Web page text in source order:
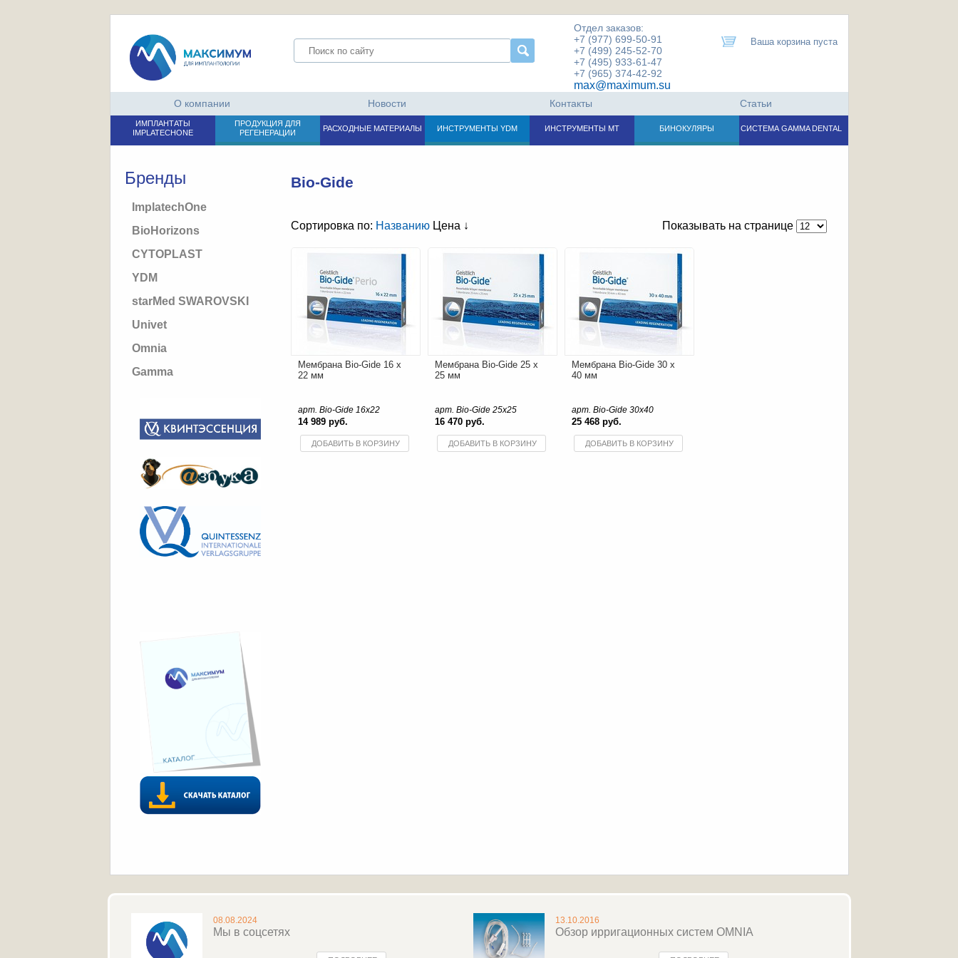
Отдел заказов:
+7 (977) 699-50-91
+7 (499) 245-52-70
+7 (495) 933-61-47
+7 (965) 374-42-92
max@maximum.su
Ваша корзина пуста
О компании Новости Контакты Статьи
ИМПЛАНТАТЫ
IMPLATECHONE
ПРОДУКЦИЯ ДЛЯ
РЕГЕНЕРАЦИИ
РАСХОДНЫЕ МАТЕРИАЛЫ ИНСТРУМЕНТЫ YDM ИНСТРУМЕНТЫ МТ БИНОКУЛЯРЫ СИСТЕМА GAMMA DENTAL
Бренды
ImplatechOne
BioHorizons
CYTOPLAST
YDM
starMed SWAROVSKI
Univet
Omnia
Gamma
Bio-Gide
Сортировка по: Названию Цена Показывать на странице
Мембрана Bio-Gide 16 x
22 мм
арт. Bio-Gide 16x22
14 989 руб.
ДОБАВИТЬ В КОРЗИНУ
Мембрана Bio-Gide 25 x
25 мм
арт. Bio-Gide 25x25
16 470 руб.
ДОБАВИТЬ В КОРЗИНУ
Мембрана Bio-Gide 30 x
40 мм
арт. Bio-Gide 30x40
25 468 руб.
ДОБАВИТЬ В КОРЗИНУ
08.08.2024
Мы в соцсетях
13.10.2016
Обзор ирригационных систем OMNIA